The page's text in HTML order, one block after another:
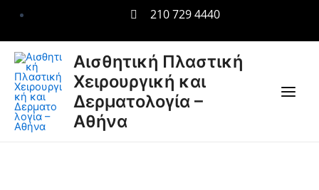
περιεχόμενο
210 729 4440
Αισθητική Πλαστική
Χειρουργική και
Δερματολογία –
Αθήνα